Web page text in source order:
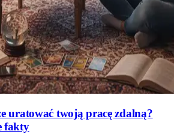
uratować twoją pracę zdalną?
fakty